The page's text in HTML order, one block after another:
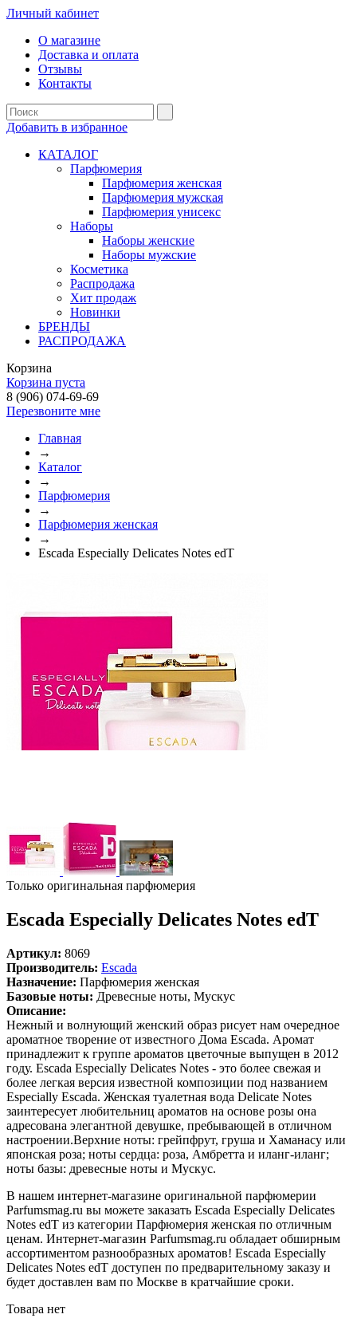
Личный кабинет
О магазине
Доставка и оплата
Отзывы
Контакты
Добавить в избранное
КАТАЛОГ
Парфюмерия
Парфюмерия женская
Парфюмерия мужская
Парфюмерия унисекс
Наборы
Наборы женские
Наборы мужские
Косметика
Распродажа
Хит продаж
Новинки
БРЕНДЫ
РАСПРОДАЖА
Корзина
Корзина пуста
8 (906) 074-69-69
Перезвоните мне
Главная
→
Каталог
→
Парфюмерия
→
Парфюмерия женская
→
Escada Especially Delicates Notes edT
Только оригинальная парфюмерия
Escada Especially Delicates Notes edT
Артикул: 8069
Производитель: Escada
Назначение: Парфюмерия женская
Базовые ноты: Древесные ноты, Мускус
Описание:
Нежный и волнующий женский образ рисует нам очередное
ароматное творение от известного Дома Escada. Аромат
принадлежит к группе ароматов цветочные выпущен в 2012
году. Escada Especially Delicates Notes - это более свежая и
более легкая версия известной композиции под названием
Especially Escada. Женская туалетная вода Delicate Notes
заинтересует любительниц ароматов на основе розы она
адресована элегантной девушке, пребывающей в отличном
настроении.Верхние ноты: грейпфрут, груша и Хаманасу или
японская роза; ноты сердца: роза, Амбретта и иланг-иланг;
ноты базы: древесные ноты и Мускус.
В нашем интернет-магазине оригинальной парфюмерии
Parfumsmag.ru вы можете заказать Escada Especially Delicates
Notes edT из категории Парфюмерия женская по отличным
ценам. Интернет-магазин Parfumsmag.ru обладает обширным
ассортиментом разнообразных ароматов! Escada Especially
Delicates Notes edT доступен по предварительному заказу и
будет доставлен вам по Москве в кратчайшие сроки.
Товара нет